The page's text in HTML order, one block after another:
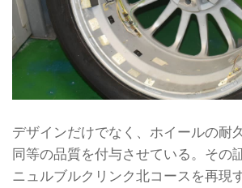
デザインだけでなく、ホイールの耐
同等の品質を付与させている。その
ニュルブルクリンク北コースを再現